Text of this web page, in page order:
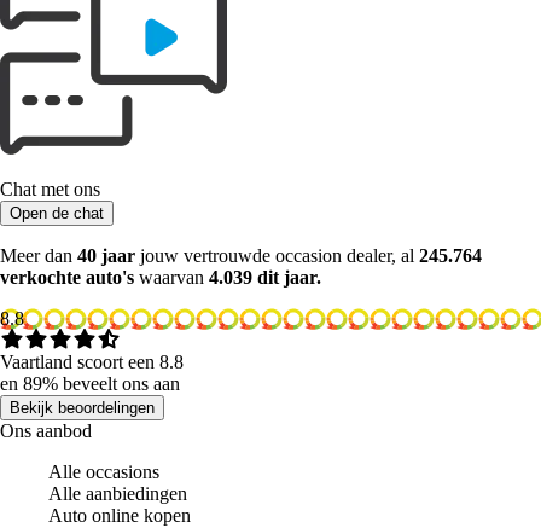
Chat met ons
Open de chat
Meer dan 40 jaar jouw vertrouwde occasion dealer, al 245.764
verkochte auto's waarvan 4.039 dit jaar.
8.8
Vaartland scoort een 8.8
en 89% beveelt ons aan
Bekijk beoordelingen
Ons aanbod
Alle occasions
Alle aanbiedingen
Auto online kopen